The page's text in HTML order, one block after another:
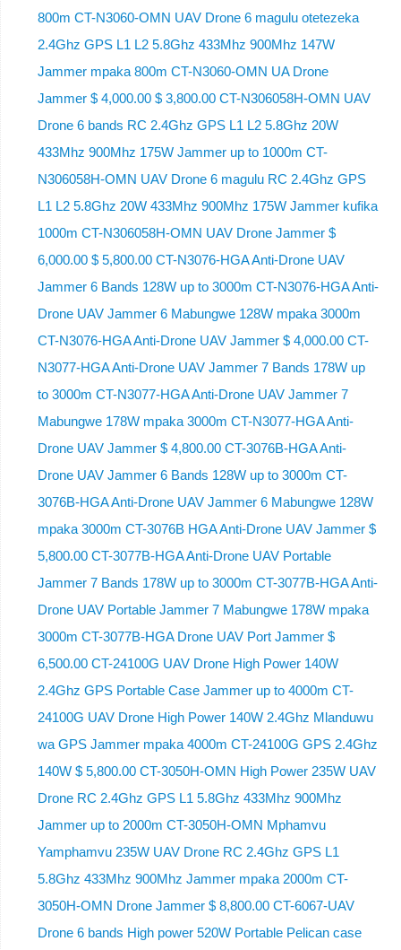
800m CT-N3060-OMN UAV Drone 6 magulu otetezeka
2.4Ghz GPS L1 L2 5.8Ghz 433Mhz 900Mhz 147W
Jammer mpaka 800m CT-N3060-OMN UA Drone
Jammer $ 4,000.00 $ 3,800.00 CT-N306058H-OMN UAV
Drone 6 bands RC 2.4Ghz GPS L1 L2 5.8Ghz 20W
433Mhz 900Mhz 175W Jammer up to 1000m CT-
N306058H-OMN UAV Drone 6 magulu RC 2.4Ghz GPS
L1 L2 5.8Ghz 20W 433Mhz 900Mhz 175W Jammer kufika
1000m CT-N306058H-OMN UAV Drone Jammer $
6,000.00 $ 5,800.00 CT-N3076-HGA Anti-Drone UAV
Jammer 6 Bands 128W up to 3000m CT-N3076-HGA ​​Anti-
Drone UAV Jammer 6 Mabungwe 128W mpaka 3000m
CT-N3076-HGA ​​Anti-Drone UAV Jammer $ 4,000.00 CT-
N3077-HGA Anti-Drone UAV Jammer 7 Bands 178W up
to 3000m CT-N3077-HGA Anti-Drone UAV Jammer 7
Mabungwe 178W mpaka 3000m CT-N3077-HGA Anti-
Drone UAV Jammer $ 4,800.00 CT-3076B-HGA Anti-
Drone UAV Jammer 6 Bands 128W up to 3000m CT-
3076B-HGA Anti-Drone UAV Jammer 6 Mabungwe 128W
mpaka 3000m CT-3076B HGA Anti-Drone UAV Jammer $
5,800.00 CT-3077B-HGA Anti-Drone UAV Portable
Jammer 7 Bands 178W up to 3000m CT-3077B-HGA Anti-
Drone UAV Portable Jammer 7 Mabungwe 178W mpaka
3000m CT-3077B-HGA Drone UAV Port Jammer $
6,500.00 CT-24100G UAV Drone High Power 140W
2.4Ghz GPS Portable Case Jammer up to 4000m CT-
24100G UAV Drone High Power 140W 2.4Ghz Mlanduwu
wa GPS Jammer mpaka 4000m CT-24100G GPS 2.4Ghz
140W $ 5,800.00 CT-3050H-OMN High Power 235W UAV
Drone RC 2.4Ghz GPS L1 5.8Ghz 433Mhz 900Mhz
Jammer up to 2000m CT-3050H-OMN Mphamvu
Yamphamvu 235W UAV Drone RC 2.4Ghz GPS L1
5.8Ghz 433Mhz 900Mhz Jammer mpaka 2000m CT-
3050H-OMN Drone Jammer $ 8,800.00 CT-6067-UAV
Drone 6 bands High power 520W Portable Pelican case